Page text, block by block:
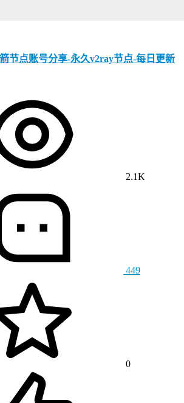
节点账号分享-永久v2ray节点-每日更新
2.1K
449
0